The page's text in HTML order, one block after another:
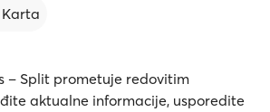
Karta
– Split prometuje redovitim
aktualne informacije, usporedite